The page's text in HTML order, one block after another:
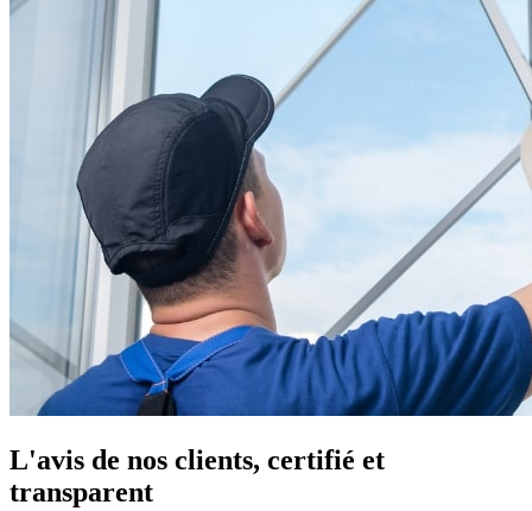
L'avis de nos clients, certifié et
transparent